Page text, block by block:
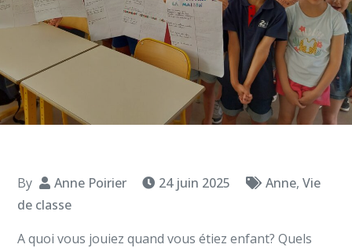
By Anne Poirier 24 juin 2025 Anne,Vie
de classe
A quoi vous jouiez quand vous étiez enfant? Quels